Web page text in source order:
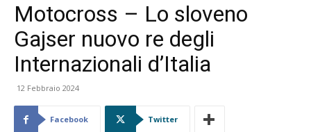
Motocross – Lo sloveno
Gajser nuovo re degli
Internazionali d’Italia
12 Febbraio 2024
Facebook Twitter